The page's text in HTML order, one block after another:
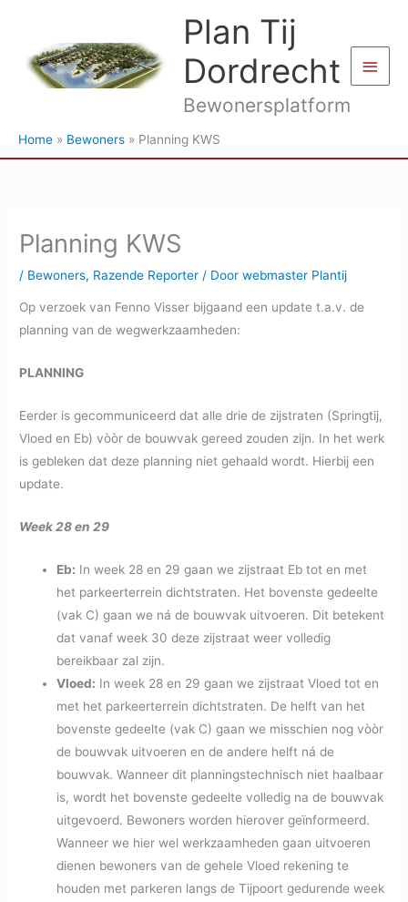
inhoud
Plan Tij
Dordrecht
Bewonersplatform
Home Bewoners Planning KWS
Planning KWS
/ Bewoners, Razende Reporter / Doorwebmaster Plantij
Op verzoek van Fenno Visser bijgaand een update t.a.v. de
planning van de wegwerkzaamheden:
PLANNING
Eerder is gecommuniceerd dat alle drie de zijstraten (Springtij,
Vloed en Eb) vòòr de bouwvak gereed zouden zijn. In het werk
is gebleken dat deze planning niet gehaald wordt. Hierbij een
update.
Week 28 en 29
Eb: In week 28 en 29 gaan we zijstraat Eb tot en met
het parkeerterrein dichtstraten. Het bovenste gedeelte
(vak C) gaan we ná de bouwvak uitvoeren. Dit betekent
dat vanaf week 30 deze zijstraat weer volledig
bereikbaar zal zijn.
Vloed: In week 28 en 29 gaan we zijstraat Vloed tot en
met het parkeerterrein dichtstraten. De helft van het
bovenste gedeelte (vak C) gaan we misschien nog vòòr
de bouwvak uitvoeren en de andere helft ná de
bouwvak. Wanneer dit planningstechnisch niet haalbaar
is, wordt het bovenste gedeelte volledig na de bouwvak
uitgevoerd. Bewoners worden hierover geïnformeerd.
Wanneer we hier wel werkzaamheden gaan uitvoeren
dienen bewoners van de gehele Vloed rekening te
houden met parkeren langs de Tijpoort gedurende week